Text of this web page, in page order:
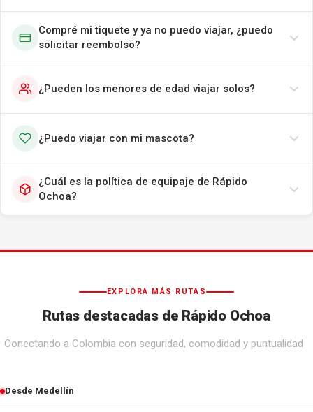
Compré mi tiquete y ya no puedo viajar, ¿puedo
solicitar reembolso?
¿Pueden los menores de edad viajar solos?
¿Puedo viajar con mi mascota?
¿Cuál es la política de equipaje de Rápido
Ochoa?
EXPLORA MÁS RUTAS
Rutas destacadas de Rápido Ochoa
Conectando a Colombia con seguridad, comodidad y puntualidad
Desde Medellín